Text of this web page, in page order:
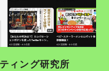
ィング研究所